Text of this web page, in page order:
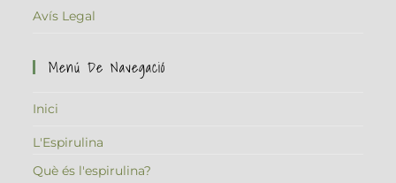
Avís Legal
Menú De Navegació
Inici
L'Espirulina
Què és l'espirulina?